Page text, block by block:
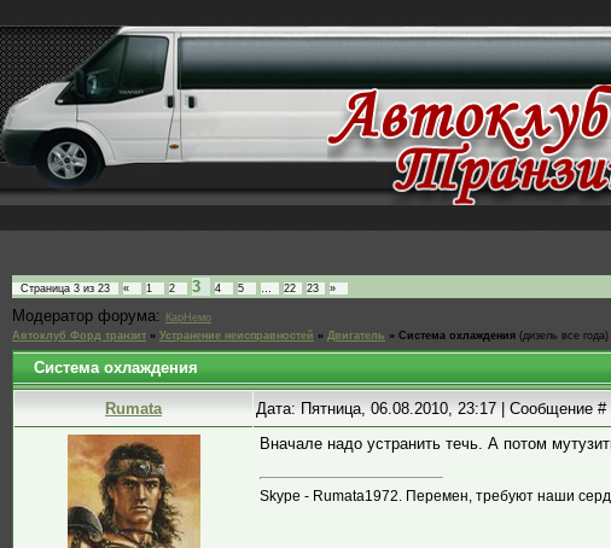
Страница 3 из 23 « 1 2 3 4 5 … 22 23 »
Модератор форума:
КарНемо
Автоклуб Форд транзит » Устранение неисправностей » Двигатель » Система охлаждения (дизель все года)
Система охлаждения
Rumata Дата: Пятница, 06.08.2010, 23:17 | Сообщение #
Вначале надо устранить течь. А потом
Skype - Rumata1972. Перемен, требуют наши